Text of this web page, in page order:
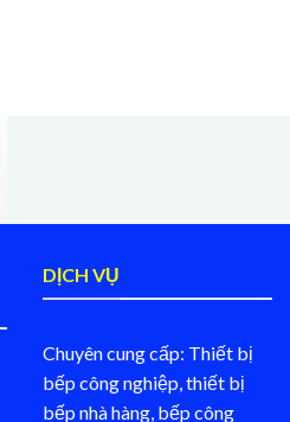
DỊCH VỤ
Chuyên cung cấp: Thiết bị
bếp công nghiệp, thiết bị
bếp nhà hàng, bếp công